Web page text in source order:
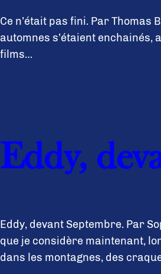
Ce n’était pas fini. Par
automnes s’étaient
films…
Eddy,
Eddy, devant Septembre. Par
que je considère maintenant,
dans les montagnes, des